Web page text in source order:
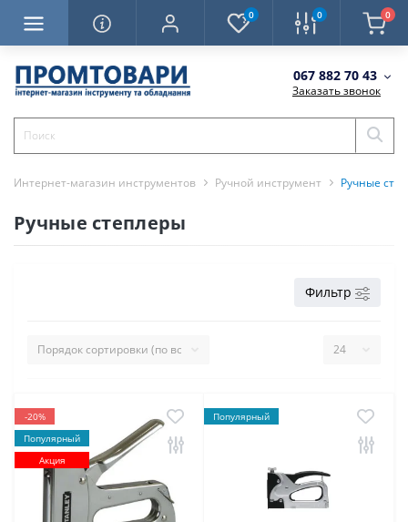
0 0 0
067 882 70 43
Заказать звонок
Интернет-магазин инструментов Ручной инструмент Ручные
Ручные степлеры
Фильтр
-20%
Популярный
Акция
Популярный